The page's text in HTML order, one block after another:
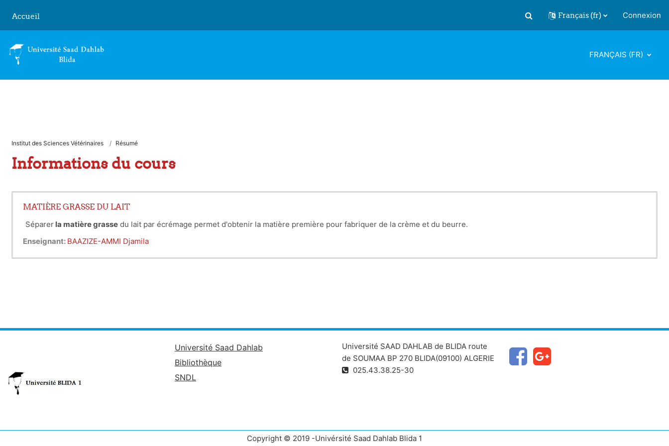
Accueil
Activer/désactiver la saisie de
Français ‎(fr)‎ Connexion
FRANÇAIS ‎(FR)‎
Institut des Sciences Vétérinaires Résumé
Informations du cours
MATIÈRE GRASSE DU LAIT
Séparer la matière grasse du lait par écrémage permet d'obtenir la matière première pour fabriquer de la crème et du beurre.
Enseignant: BAAZIZE-AMMI Djamila
Université Saad Dahlab
Bibliothèque
SNDL
Université SAAD DAHLAB de BLIDA route
de SOUMAA BP 270 BLIDA(09100) ALGERIE
025.43.38.25-30
Copyright © 2019 -Univérsité Saad Dahlab Blida 1